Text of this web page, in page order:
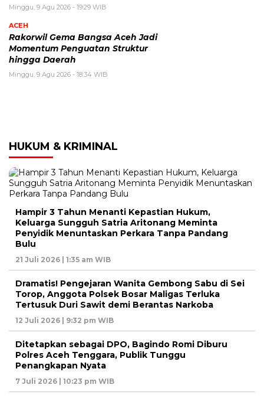
Minggu, 9 Agu 2026 - 19:29 WIB
ACEH
Rakorwil Gema Bangsa Aceh Jadi
Momentum Penguatan Struktur
hingga Daerah
Minggu, 9 Agu 2026 - 18:34 WIB
HUKUM & KRIMINAL
Hampir 3 Tahun Menanti Kepastian Hukum,
Keluarga Sungguh Satria Aritonang Meminta
Penyidik Menuntaskan Perkara Tanpa Pandang
Bulu
21 Juli 2026 | 1:35 am WIB
Dramatis! Pengejaran Wanita Gembong Sabu di Sei
Torop, Anggota Polsek Bosar Maligas Terluka
Tertusuk Duri Sawit demi Berantas Narkoba
12 Juli 2026 | 9:32 pm WIB
Ditetapkan sebagai DPO, Bagindo Romi Diburu
Polres Aceh Tenggara, Publik Tunggu
Penangkapan Nyata
7 Juli 2026 | 10:23 pm WIB